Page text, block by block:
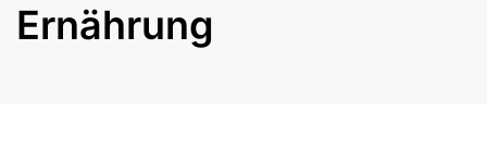
Ernährung